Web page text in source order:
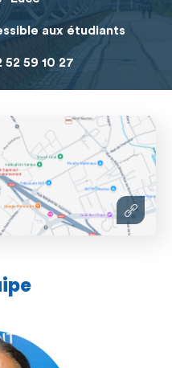
aux étudiants
59 10 27